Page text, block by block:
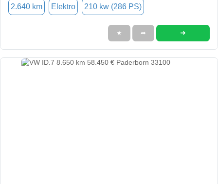
2.640 km Elektro 210 kw (286 PS)
★ ➦ ➜